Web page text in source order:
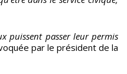
puissent passer leur permis
par le président de la